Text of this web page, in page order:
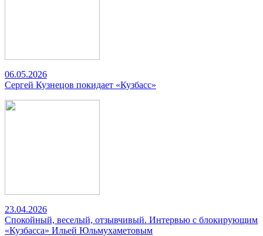
06.05.2026
Сергей Кузнецов покидает «Кузбасс»
23.04.2026
Спокойный, веселый, отзывчивый. Интервью с блокирующим
«Кузбасса» Ильей Юльмухаметовым